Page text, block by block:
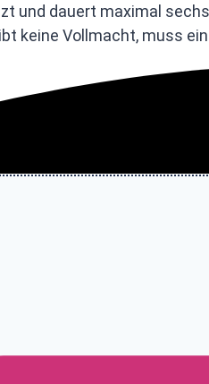
und dauert maximal
keine Vollmacht, muss